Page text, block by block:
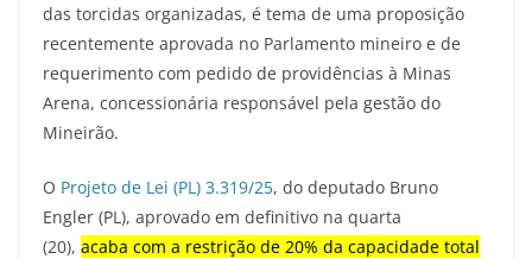
das torcidas organizadas, é tema de uma proposição
recentemente aprovada no Parlamento mineiro e de
requerimento com pedido de providências à Minas
Arena, concessionária responsável pela gestão do
Mineirão.
O Projeto de Lei (PL) 3.319/25, do deputado Bruno
Engler (PL), aprovado em definitivo na quarta
(20), acaba com a restrição de 20% da capacidade total